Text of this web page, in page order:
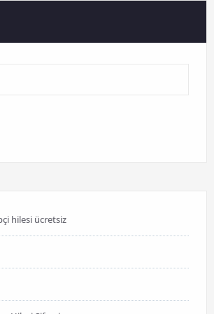
hilesi ücretsiz